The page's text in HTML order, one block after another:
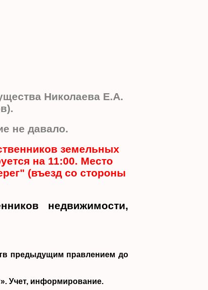
Николаева Е.А.
не давало.
земельных
на 11:00. Место
(въезд со стороны
недвижимости,
предыдущим правлением до
Учет, информирование.